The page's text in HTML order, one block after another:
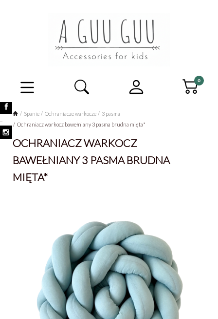
Spanie Ochraniacze warkocze
3 pasma
Ochraniacz warkocz bawełniany 3 pasma brudna mięta*
OCHRANIACZ WARKOCZ
BAWEŁNIANY 3 PASMA BRUDNA
MIĘTA*